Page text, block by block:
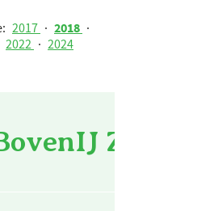
2017 · 2018 ·
2022 · 2024